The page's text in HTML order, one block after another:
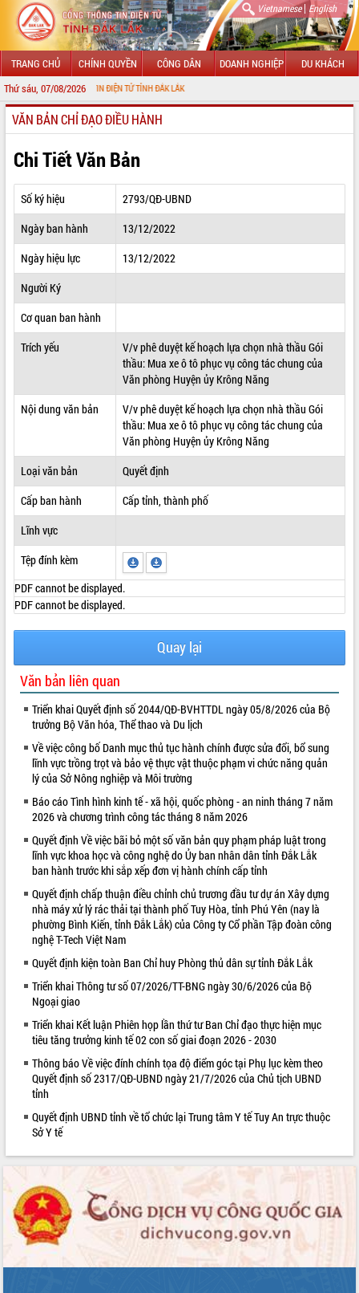
Vietnamese| English
TRANG CHỦ CHÍNH QUYỀN CÔNG DÂN DOANH NGHIỆP DU KHÁCH
Thứ sáu, 07/08/2026
CỔNG THÔNG TIN ĐIỆN TỬ TỈNH ĐẮK LẮK
GIỚI THIỆU
LÃNH ĐẠO UBND TỈNH
TIN TỨC SỰ KIỆN
SỞ, BAN, NGÀNH
THÔNG TIN CHỈ ĐẠO ĐIỀU HÀNH
HỆ THỐNG VĂN BẢN
VĂN BẢN HĐND TỈNH
QUY HOẠCH - KẾ HOẠCH
VIDEO
Loading the player...
Khám bệnh, cấp phát thuốc miễn phí
và tặng quà người dân xã Cư Pui
Hội nghị UBND tỉnh Đắk Lắk thường kỳ
tháng 7/2026
Lễ truy tặng danh hiệu “Bà Mẹ Việt
Nam Anh hùng” và trao Huân chương
Lao động
UBND tỉnh Đắk Lắk triển khai nhiệm
vụ 6 tháng cuối năm 2026
Kỳ họp thứ Hai, Hội đồng nhân dân
tỉnh khóa XI quyết nghị nhiều nội dung
quan trọng
Bí thư Tỉnh ủy Lương Nguyễn Minh
Triết thăm, tặng quà người có công với
cách mạng
Rà soát, hoàn thiện hệ thống thiết chế
văn hóa, thể thao đáp ứng yêu cầu
phát triển mới
Thường trực HĐND tỉnh Đắk Lắk gặp
mặt Đoàn chuyên gia y tế TP. Hồ Chí
Lễ truy điệu và an táng hài cốt liệt sĩ
tại Nghĩa trang Liệt sĩ xã Sơn Hòa
Bàn giải pháp tháo gỡ khó khăn trong
xuất khẩu sầu riêng và triển khai quy
định EUDR
Thứ trưởng Bộ Nông nghiệp và Môi
trường Nguyễn Hoàng Hiệp khảo sát
ALBUM ẢNH
LIÊN KẾT WEB
VĂN BẢN CHỈ ĐẠO ĐIỀU HÀNH
Chi Tiết Văn Bản
Số ký hiệu
2793/QĐ-UBND
Ngày ban hành
13/12/2022
Ngày hiệu lực
13/12/2022
Người Ký
Cơ quan ban hành
Trích yếu
V/v phê duyệt kế hoạch lựa chọn nhà thầu Gói
thầu: Mua xe ô tô phục vụ công tác chung của
Văn phòng Huyện ủy Krông Năng
Nội dung văn bản
V/v phê duyệt kế hoạch lựa chọn nhà thầu Gói
thầu: Mua xe ô tô phục vụ công tác chung của
Văn phòng Huyện ủy Krông Năng
Loại văn bản
Quyết định
Cấp ban hành
Cấp tỉnh, thành phố
Lĩnh vực
Tệp đính kèm
PDF cannot be displayed.
PDF cannot be displayed.
Quay lại
Văn bản liên quan
Triển khai Quyết định số 2044/QĐ-BVHTTDL ngày 05/8/2026 của Bộ
trưởng Bộ Văn hóa, Thể thao và Du lịch
Về việc công bố Danh mục thủ tục hành chính được sửa đổi, bổ sung
lĩnh vực trồng trọt và bảo vệ thực vật thuộc phạm vi chức năng quản
lý của Sở Nông nghiệp và Môi trường
Báo cáo Tình hình kinh tế - xã hội, quốc phòng - an ninh tháng 7 năm
2026 và chương trình công tác tháng 8 năm 2026
Quyết định Về việc bãi bỏ một số văn bản quy phạm pháp luật trong
lĩnh vực khoa học và công nghệ do Ủy ban nhân dân tỉnh Đắk Lắk
ban hành trước khi sắp xếp đơn vị hành chính cấp tỉnh
Quyết định chấp thuận điều chỉnh chủ trương đầu tư dự án Xây dựng
nhà máy xử lý rác thải tại thành phố Tuy Hòa, tỉnh Phú Yên (nay là
phường Bình Kiến, tỉnh Đắk Lắk) của Công ty Cổ phần Tập đoàn công
nghệ T-Tech Việt Nam
Quyết định kiện toàn Ban Chỉ huy Phòng thủ dân sự tỉnh Đắk Lắk
Triển khai Thông tư số 07/2026/TT-BNG ngày 30/6/2026 của Bộ
Ngoại giao
Triển khai Kết luận Phiên họp lần thứ tư Ban Chỉ đạo thực hiện mục
tiêu tăng trưởng kinh tế 02 con số giai đoạn 2026 - 2030
Thông báo Về việc đính chính tọa độ điểm góc tại Phụ lục kèm theo
Quyết định số 2317/QĐ-UBND ngày 21/7/2026 của Chủ tịch UBND
tỉnh
Quyết định UBND tỉnh về tổ chức lại Trung tâm Y tế Tuy An trực thuộc
Sở Y tế